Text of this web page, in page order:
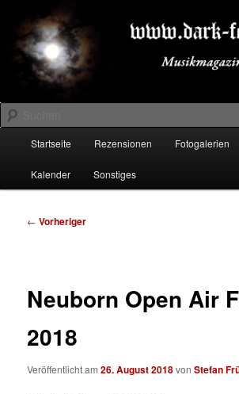
primären
Inhalt
springenDARK-FESTIVALS.DE
Suchen
Startseite Rezensionen Fotogalerien
Kalender Sonstiges
Beitragsnavigation
← Vorheriger
Neuborn Open Air
2018
Veröffentlicht am26. August 2018vonStefan